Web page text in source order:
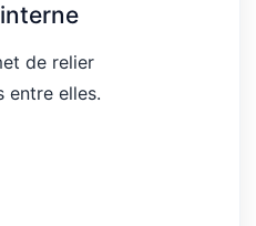
de relier
entre elles.